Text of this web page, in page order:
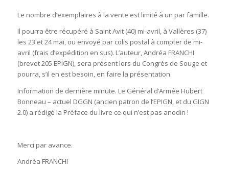
Le nombre d’exemplaires à la vente est limité à un par famille.
Il pourra être récupéré à Saint Avit (40) mi-avril, à Vallères (37)
les 23 et 24 mai, ou envoyé par colis postal à compter de mi-
avril (frais d’expédition en sus). L’auteur, Andréa FRANCHI
(brevet 205 EPIGN), sera présent lors du Congrès de Souge et
pourra, s’il en est besoin, en faire la présentation.
Information de dernière minute. Le Général d’Armée Hubert
Bonneau – actuel DGGN (ancien patron de l’EPIGN, et du GIGN
2.0) a rédigé la Préface du livre ce qui n’est pas anodin !
Merci par avance.
Andréa FRANCHI